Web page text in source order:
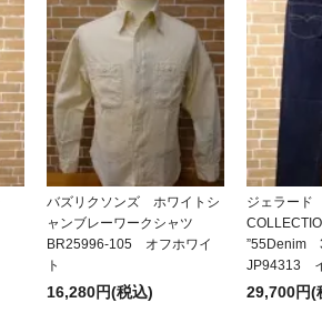
バズリクソンズ ホワイトシ
ャンブレーワークシャツ
BR25996-105 オフホワイ
ト
16,280円(税込)
ジェラード
JP94313
29,700円(